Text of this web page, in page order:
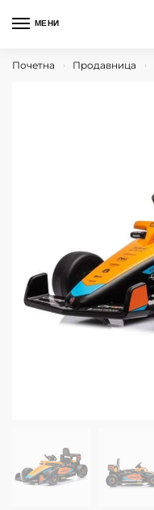
МЕНИ
Почетна › Продавница ›